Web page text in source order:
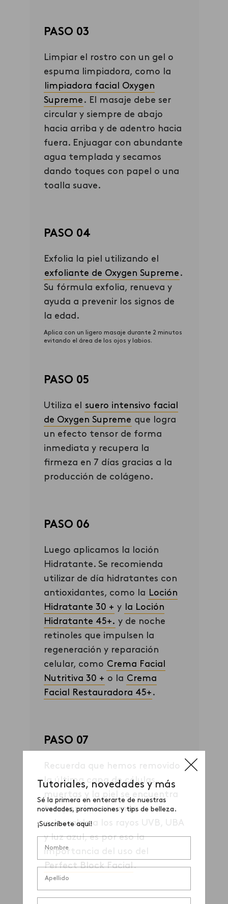
PASO 03
Limpiar el rostro con un gel o
espuma limpiadora, como la
limpiadora facial Oxygen
Supreme.
El masaje debe ser
circular y siempre de abajo
hacia arriba y de adentro hacia
fuera. Enjuagar con abundante
agua templada y secamos
dando toques con papel o una
PASO 04
Exfolia la piel utilizando el
exfoliante de OxygenSupreme
Su fórmula exfolia, renueva y
ayuda a prevenir los signos de
Aplica con un ligero masaje durante 2 minutos
PASO 05
suero intensivo facial
de Oxygen Supremeque
logra
inmediata y recupera la
firmeza en 7 días gracias a la
producción de colágeno.
PASO 06
Luego aplicamos la loción
antioxidantes, como la Loción
Hidratante 30 +y la Loción
Hidratante 45+.y de noche
retinoles que impulsen la
regeneración y reparación
celular, como Crema Facial
Nutritiva 30 +o la Crema
Facial Restauradora 45+.
PASO 07
Recuerda que hemos removido
la última capa de células
muertas y la piel se encuentra
temporalmente más
vulnerable a los rayos UVB, UBA
y luz azul, es por eso la
importancia del uso del
Perfect Block Facial